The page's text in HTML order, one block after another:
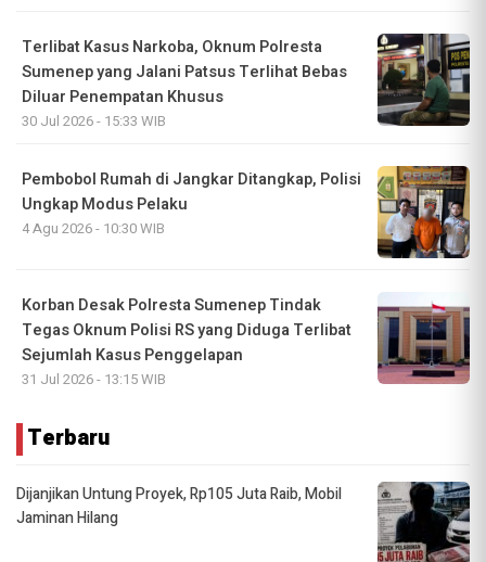
Terlibat Kasus Narkoba, Oknum Polresta
Sumenep yang Jalani Patsus Terlihat Bebas
Diluar Penempatan Khusus
30 Jul 2026 - 15:33 WIB
Pembobol Rumah di Jangkar Ditangkap, Polisi
Ungkap Modus Pelaku
4 Agu 2026 - 10:30 WIB
Korban Desak Polresta Sumenep Tindak
Tegas Oknum Polisi RS yang Diduga Terlibat
Sejumlah Kasus Penggelapan
31 Jul 2026 - 13:15 WIB
Terbaru
Dijanjikan Untung Proyek, Rp105 Juta Raib, Mobil
Jaminan Hilang